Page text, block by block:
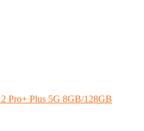
Pro+ Plus 5G 8GB/128GB